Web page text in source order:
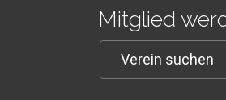
Mitglied
Verein suchen